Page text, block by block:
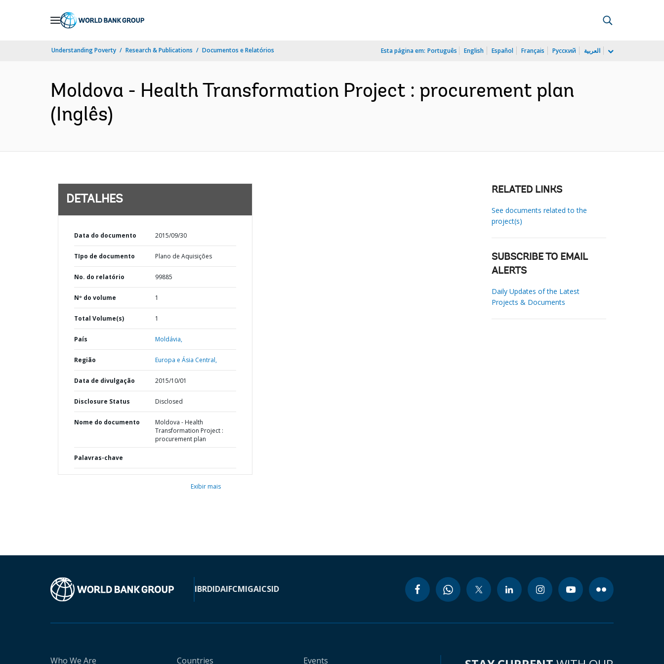
Understanding Poverty Research & Publications Documentos e Relatórios Esta página em: Português English Español Français Русский العربية
Moldova - Health Transformation Project : procurement plan
(Inglês)
DETALHES
Data do documento 2015/09/30
TIpo de documento Plano de Aquisições
No. do relatório 99885
Nº do volume 1
Total Volume(s) 1
País Moldávia,
Região Europa e Ásia Central,
Data de divulgação 2015/10/01
Disclosure Status Disclosed
Nome do documento
Moldova - Health
Transformation Project :
procurement plan
Palavras-chave
Exibir mais
RELATED LINKS
See documents related to the
project(s)
SUBSCRIBE TO EMAIL
ALERTS
Daily Updates of the Latest
Projects & Documents
IBRDIDAIFCMIGAICSID
Who We Are Countries Events